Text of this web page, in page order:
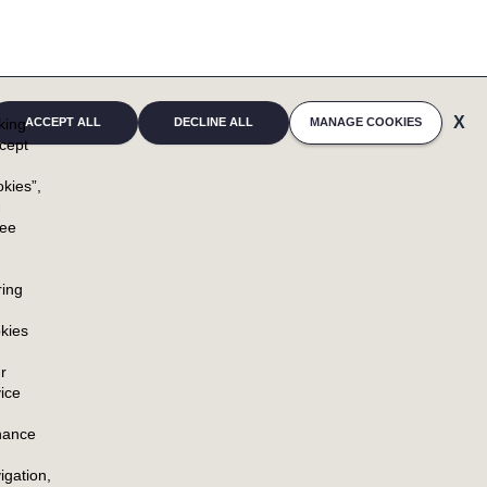
ACCEPT ALL DECLINE ALL MANAGE COOKIES
&